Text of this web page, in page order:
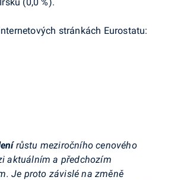
stránkách Eurostatu:
růstu meziročního cenového
aktuálním a předchozím
Je proto závislé na změně